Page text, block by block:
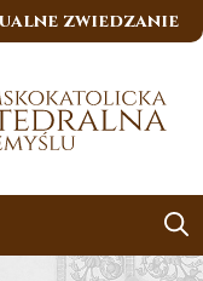
zwiedzanie